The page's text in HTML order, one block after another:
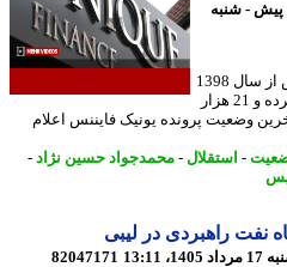
- شنبه
شرکت هرمی غیرقانونی یونیک فایننس از سال 1398
تا 1401 حدود 25 هزار نفر عضوگیری کرده و 21 هزار
پرونده یونیک فایننس اعلام
-استقلال-محمدجواد حسین نژاد -
راهبردی در لیبی
82047171